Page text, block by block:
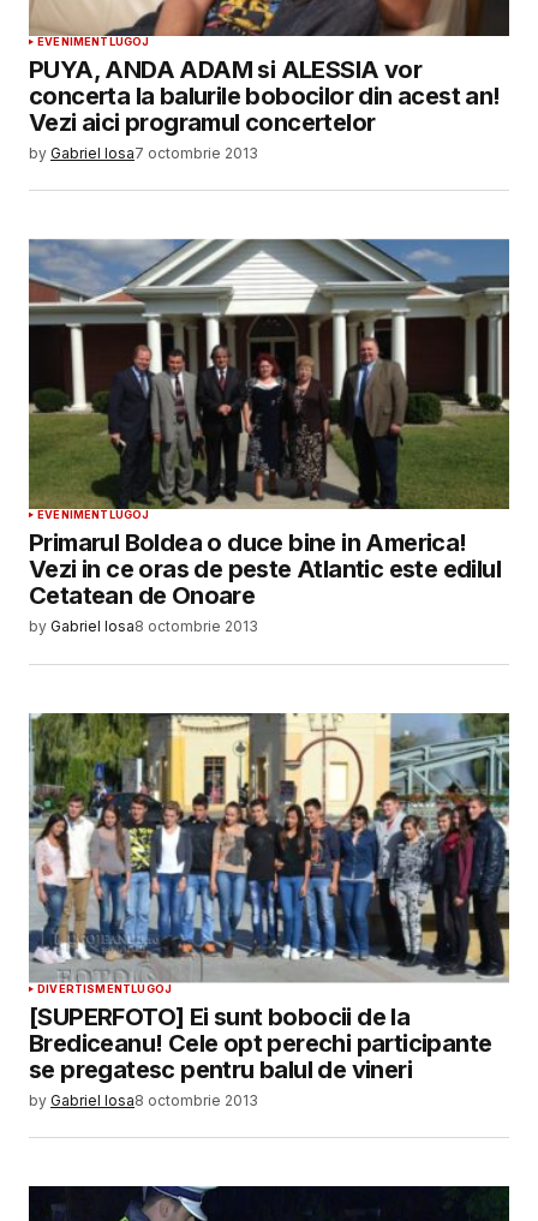
EVENIMENTLUGOJ
PUYA, ANDA ADAM si ALESSIA vor
concerta la balurile bobocilor din acest an!
Vezi aici programul concertelor
by Gabriel Iosa7 octombrie 2013
EVENIMENTLUGOJ
Primarul Boldea o duce bine in America!
Vezi in ce oras de peste Atlantic este edilul
Cetatean de Onoare
by Gabriel Iosa8 octombrie 2013
DIVERTISMENTLUGOJ
[SUPERFOTO] Ei sunt bobocii de la
Brediceanu! Cele opt perechi participante
se pregatesc pentru balul de vineri
by Gabriel Iosa8 octombrie 2013